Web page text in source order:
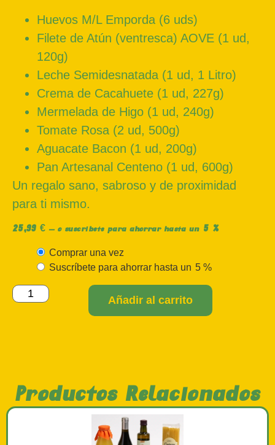
Comprar una vez
Suscríbete para ahorrar hasta un 5 %
Añadir al carrito
Huevos M/L Emporda (6 uds)
Filete de Atún (ventresca) AOVE (1 ud,
120g)
Leche Semidesnatada (1 ud, 1 Litro)
Crema de Cacahuete (1 ud, 227g)
Mermelada de Higo (1 ud, 240g)
Tomate Rosa (2 ud, 500g)
Aguacate Bacon (1 ud, 200g)
Pan Artesanal Centeno (1 ud, 600g)
Un regalo sano, sabroso y de proximidad
para ti mismo.
25,99 € — o suscríbete para ahorrar hasta un 5 %
Productos Relacionados